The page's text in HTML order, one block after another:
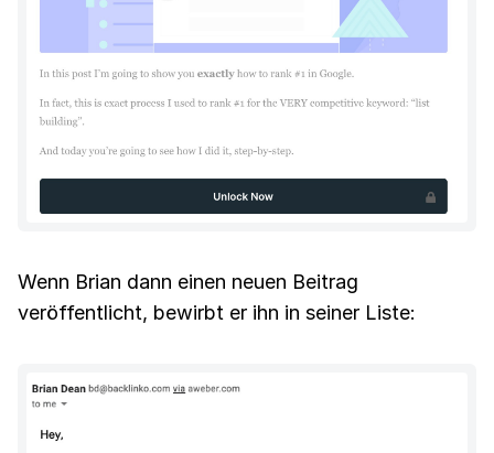
Wenn Brian dann einen neuen Beitrag
veröffentlicht, bewirbt er ihn in seiner Liste: